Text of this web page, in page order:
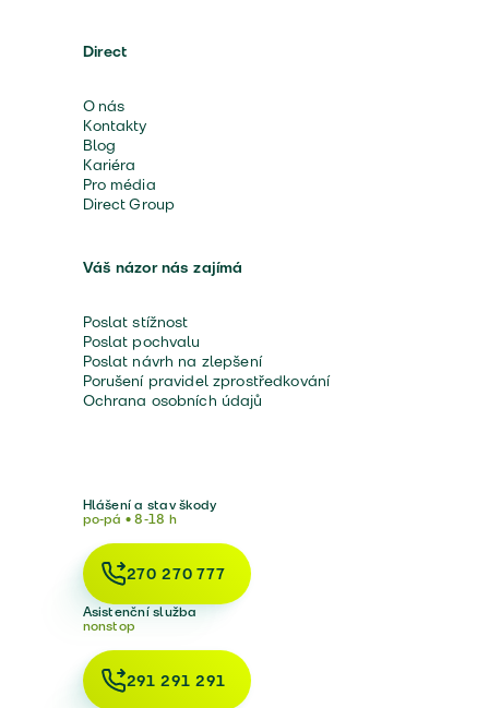
Direct
O nás
Kontakty
Blog
Kariéra
Pro média
Direct Group
Váš názor nás zajímá
Poslat stížnost
Poslat pochvalu
Poslat návrh na zlepšení
Porušení pravidel zprostředkování
Ochrana osobních údajů
Hlášení a stav škody
po-pá • 8-18 h
270 270 777
Asistenční služba
nonstop
291 291 291